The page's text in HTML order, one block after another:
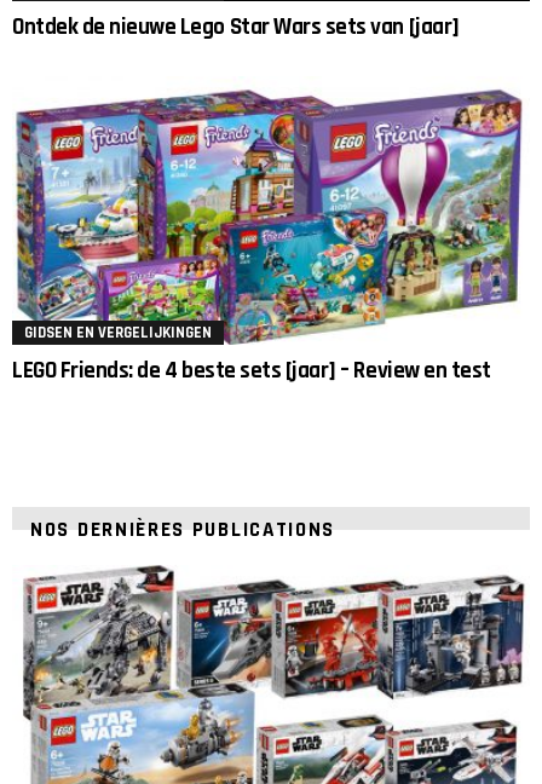
Ontdek de nieuwe Lego Star Wars sets van [jaar]
GIDSEN EN VERGELIJKINGEN
LEGO Friends: de 4 beste sets [jaar] – Review en test
NOS DERNIÈRES PUBLICATIONS